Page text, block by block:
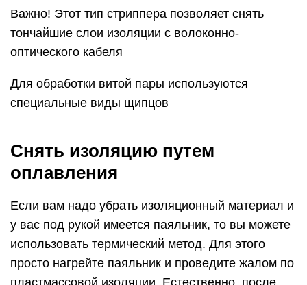
известный под названием «Узор».
Использование этого способа актуально при
эксплуатируется обмотка становится хрупкой и
жесткой. Тем более, что чаще всего, из
всего на пару сантиметров, так, что ни ножом, ни
кусачками их не зачистить. А вот если как раз
легко получится снять то, что задумали.
Нюансы, которые следует
учесть при снятии изоляции с